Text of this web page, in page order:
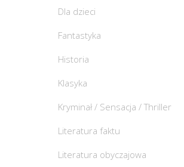
Dla dzieci
Fantastyka
Historia
Klasyka
Kryminał / Sensacja / Thriller
Literatura faktu
Literatura obyczajowa